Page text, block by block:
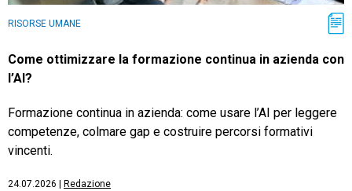
RISORSE UMANE
Come ottimizzare la formazione continua in azienda con
l’AI?
Formazione continua in azienda: come usare l’AI per leggere
competenze, colmare gap e costruire percorsi formativi
vincenti.
24.07.2026 Redazione